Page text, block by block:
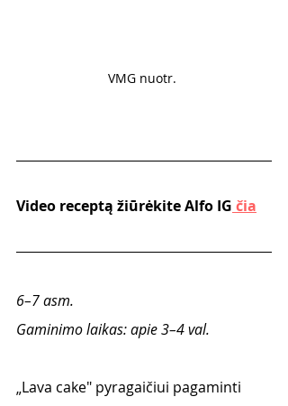
VMG nuotr.
Video receptą žiūrėkite Alfo IG čia
6–7 asm.
Gaminimo laikas: apie 3–4 val.
„Lava cake" pyragaičiui pagaminti